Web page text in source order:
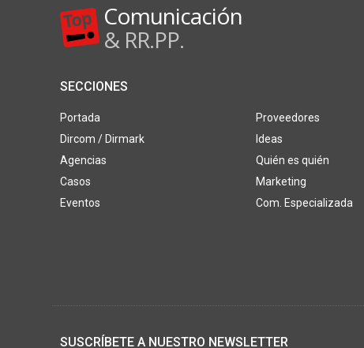
Comunicación
& RR.PP.
SECCIONES
Portada
Dircom / Dirmark
Agencias
Casos
Eventos
Proveedores
Ideas
Quién es quién
Marketing
Com. Especializada
SUSCRÍBETE A NUESTRO NEWSLETTER